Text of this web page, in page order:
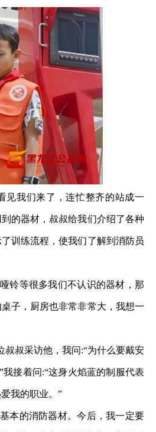
见我们来了，连忙整齐的站成一
的器材，叔叔给我们介绍了各种
训练流程，使我们了解到消防员
铃等很多我们不认识的器材，那
子，厨房也非常非常大，我想一
叔采访他，我问:“为什么要戴安
接着问:“这身火焰蓝的制服代表
我的职业。”
本的消防器材。今后，我一定要